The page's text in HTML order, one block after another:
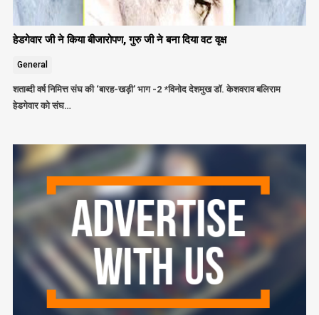
हेडगेवार जी ने किया बीजारोपण, गुरु जी ने बना दिया वट वृक्ष
General
शताब्दी वर्ष निमित्त संघ की ‘बारह-खड़ी’ भाग -2 *विनोद देशमुख डॉ. केशवराव बलिराम
हेडगेवार को संघ…